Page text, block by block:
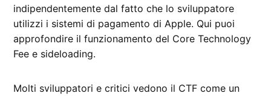
indipendentemente dal fatto che lo sviluppatore
utilizzi i sistemi di pagamento di Apple. Qui puoi
approfondire il funzionamento del Core Technology
Fee e sideloading.
Molti sviluppatori e critici vedono il CTF come un